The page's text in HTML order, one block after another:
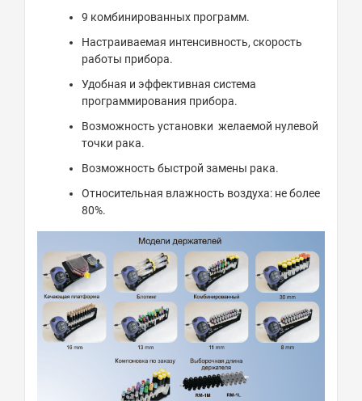
9 комбинированных программ.
Настраиваемая интенсивность, скорость
работы прибора.
Удобная и эффективная система
программирования прибора.
Возможность установки желаемой нулевой
точки рака.
Возможность быстрой замены рака.
Относительная влажность воздуха: не более
80%.